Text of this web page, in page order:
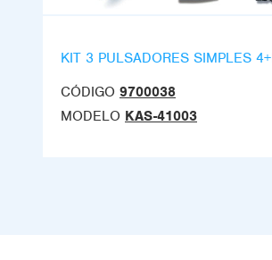
KIT 3 PULSADORES SIMPLES
CÓDIGO 9700038
MODELO KAS-41003